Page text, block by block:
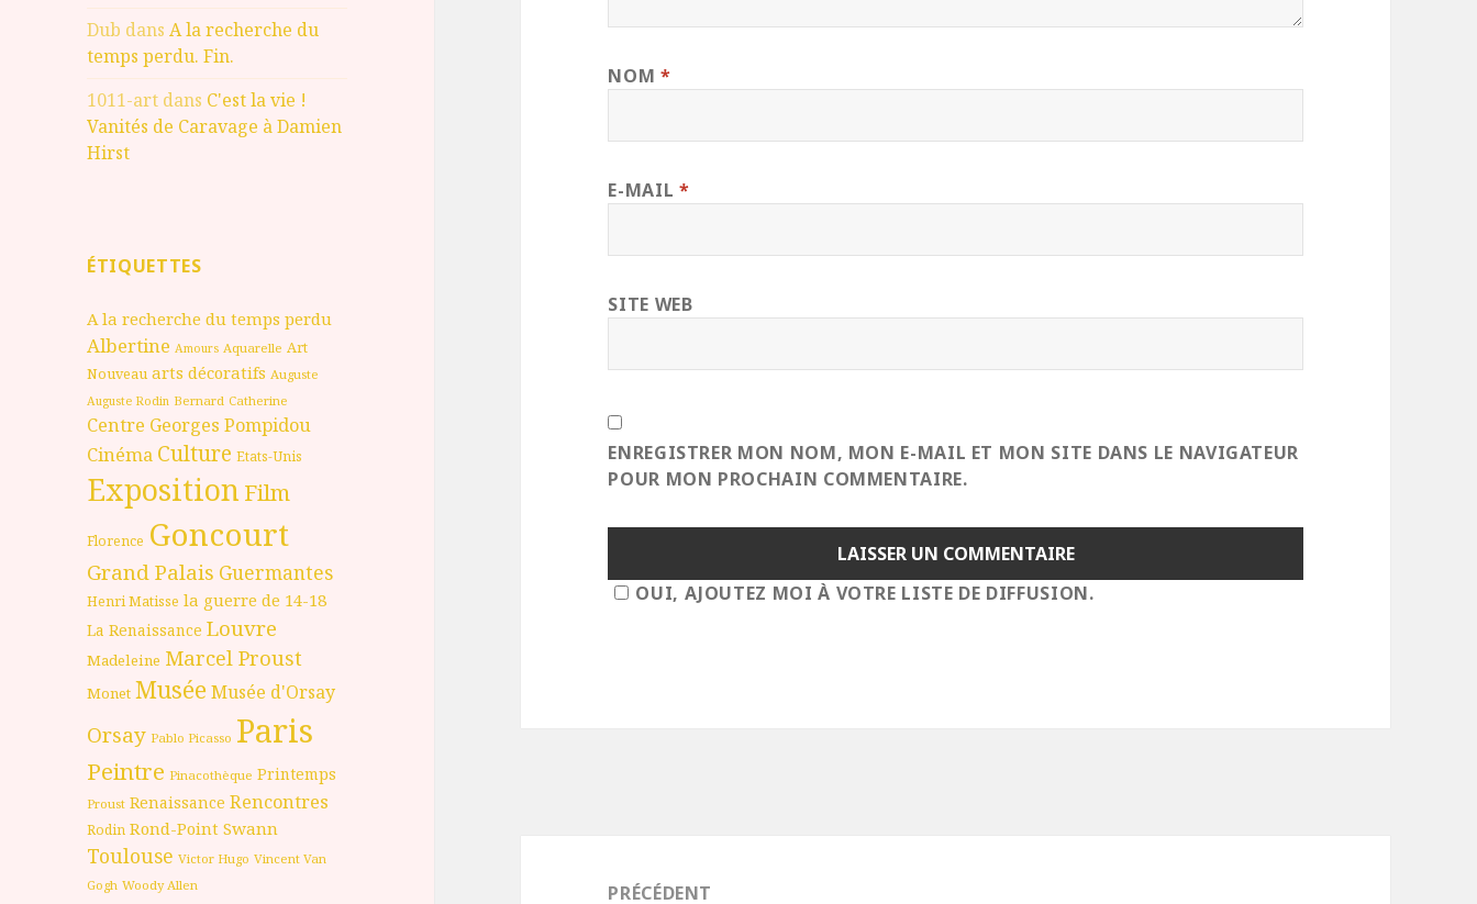
Dub dansA la recherche du
temps perdu. Fin.
1011-art dans C'est la vie !
Vanités de Caravage à Damien
Hirst
ÉTIQUETTES
A la recherche du temps perdu
Albertine Amours Aquarelle Art
Nouveau arts décoratifs Auguste
Auguste Rodin Bernard Catherine
Centre Georges Pompidou
Cinéma Culture Etats-Unis
ExpositionFilm
Florence Goncourt
Grand Palais Guermantes
Henri Matisse la guerre de 14-18
La Renaissance Louvre
Madeleine Marcel Proust
Monet Musée Musée d'Orsay
Orsay Pablo Picasso Paris
Peintre Pinacothèque Printemps
Proust Renaissance Rencontres
Rodin Rond-Point Swann
Toulouse Victor Hugo Vincent Van
Gogh Woody Allen
NOM *
E-MAIL *
SITE WEB
ENREGISTRER MON NOM, MON E-MAIL ET MON SITE DANS LE NAVIGATEUR
POUR MON PROCHAIN COMMENTAIRE.
OUI, AJOUTEZ MOI À VOTRE LISTE DE DIFFUSION.
PRÉCÉDENT